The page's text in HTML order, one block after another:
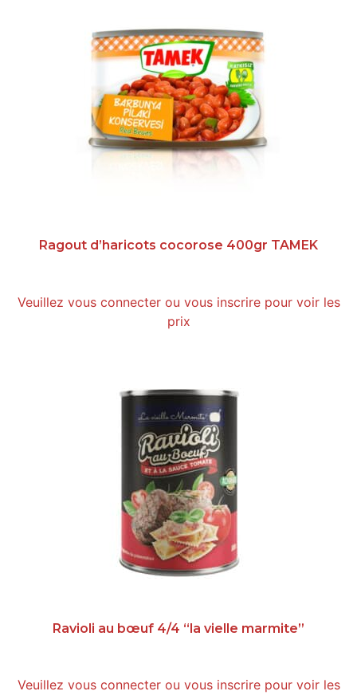
Ragout d’haricots cocorose 400gr TAMEK
Veuillez vous connecter ou vous inscrire pour voir les
prix
Ravioli au bœuf 4/4 “la vielle marmite”
Veuillez vous connecter ou vous inscrire pour voir les